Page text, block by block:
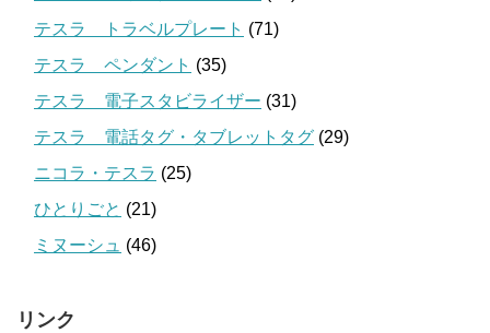
テスラ トラベルプレート (71)
テスラ ペンダント (35)
テスラ 電子スタビライザー (31)
テスラ 電話タグ・タブレットタグ (29)
ニコラ・テスラ (25)
ひとりごと (21)
ミヌーシュ (46)
リンク